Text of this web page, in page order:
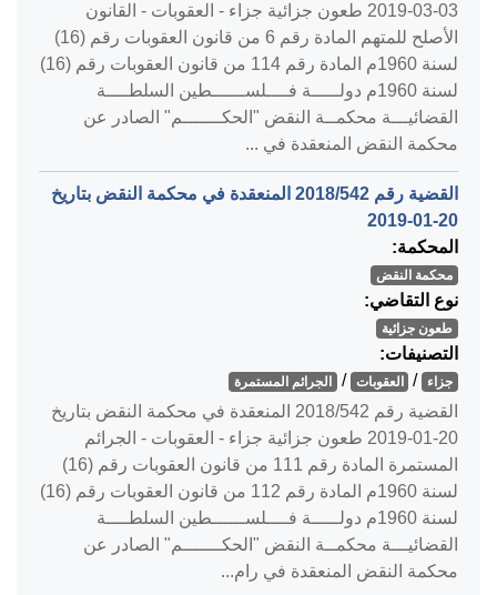
‎2019-03-03‏ طعون جزائية جزاء - العقوبات - القانون
الأصلح للمتهم المادة رقم 6 من قانون العقوبات رقم (16)
لسنة 1960م المادة رقم 114 من قانون العقوبات رقم (16)
لسنة 1960م دولـــــة فــــلســــــطين السلطــــة
القضائيـــة محكمــة النقض "الحكـــــــم" الصادر عن
محكمة النقض المنعقدة في ...
القضية رقم ‎542‏/‎2018‏ المنعقدة في محكمة النقض بتاريخ
‎2019-01-20‏
المحكمة:
محكمة النقض
نوع التقاضي:
طعون جزائية
التصنيفات:
جزاء / العقوبات / الجرائم المستمرة
القضية رقم ‎542‏/‎2018‏ المنعقدة في محكمة النقض بتاريخ
‎2019-01-20‏ طعون جزائية جزاء - العقوبات - الجرائم
المستمرة المادة رقم 111 من قانون العقوبات رقم (16)
لسنة 1960م المادة رقم 112 من قانون العقوبات رقم (16)
لسنة 1960م دولـــــة فــــلســــــطين السلطــــة
القضائيـــة محكمــة النقض "الحكـــــــم" الصادر عن
محكمة النقض المنعقدة في رام...